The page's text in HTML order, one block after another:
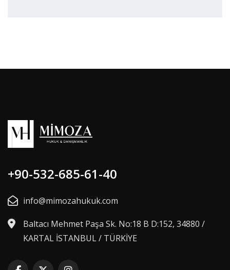
+90-532-685-61-40
info@mimozahukuk.com
Baltacı Mehmet Paşa Sk. No:18 B D:152, 34880 /
KARTAL İSTANBUL / TÜRKİYE